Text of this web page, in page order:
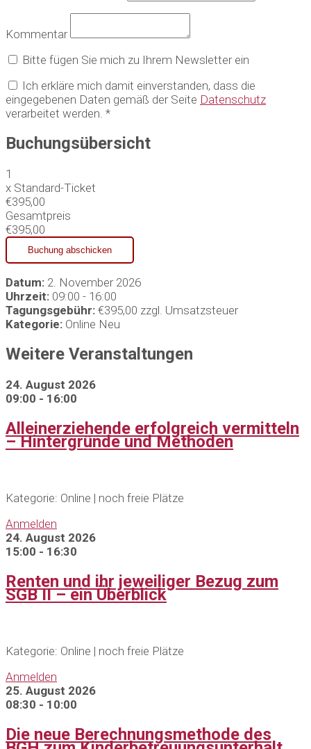
Kommentar
Bitte fügen Sie mich zu Ihrem Newsletter ein
Ich erkläre mich damit einverstanden, dass die
eingegebenen Daten gemäß der Seite Datenschutz
verarbeitet werden. *
Buchungsübersicht
1
x Standard-Ticket
€395,00
Gesamtpreis
€395,00
Datum: 2. November 2026
Uhrzeit: 09:00 - 16:00
Tagungsgebühr: €395,00 zzgl. Umsatzsteuer
Kategorie: Online Neu
Weitere Veranstaltungen
24. August 2026
09:00 - 16:00
Alleinerziehende erfolgreich vermitteln
– Hintergründe und Methoden
Kategorie: Online | noch freie Plätze
Anmelden
24. August 2026
15:00 - 16:30
Renten und ihr jeweiliger Bezug zum
SGB II – ein Überblick
Kategorie: Online | noch freie Plätze
Anmelden
25. August 2026
08:30 - 10:00
Die neue Berechnungsmethode des